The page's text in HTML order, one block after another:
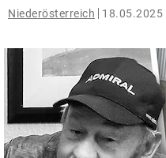
© Krone Multimedia GmbH
Muthgasse 2, 1190 Wien
Niederösterreich 18.05.2025